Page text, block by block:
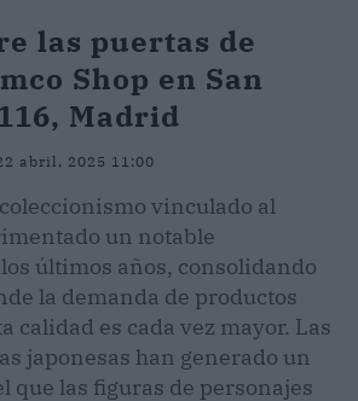
las puertas de
Shop en San
Madrid
abril, 2025 11:00
vinculado al
un notable
últimos años, consolidando
la demanda de productos
calidad es cada vez mayor. Las
japonesas han generado un
que las figuras de personajes